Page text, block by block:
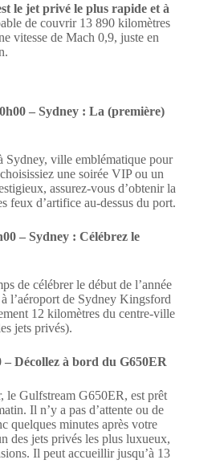
le jet privé le plus rapide et à
de couvrir 13 890 kilomètres
vitesse de Mach 0,9, juste en
– Sydney : La (première)
Sydney, ville emblématique pour
une soirée VIP ou un
assurez-vous d’obtenir la
feux d’artifice au-dessus du port.
– Sydney : Célébrez le
de célébrer le début de l’année
l’aéroport de Sydney Kingsford
12 kilomètres du centre-ville
jets privés).
– Décollez à bord du G650ER
le Gulfstream G650ER, est prêt
Il n’y a pas d’attente ou de
quelques minutes après votre
des jets privés les plus luxueux,
Il peut accueillir jusqu’à 13